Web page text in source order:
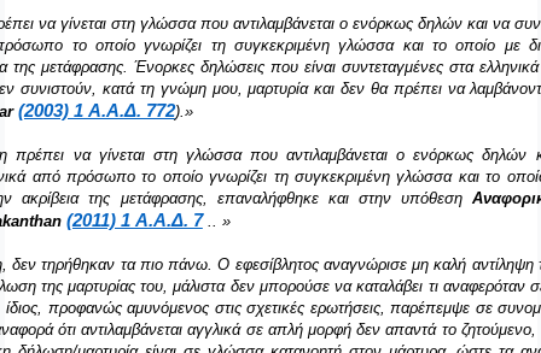
να γίνεται στη γλώσσα που αντιλαμβάνεται ο ενόρκως δηλών και να
το οποίο γνωρίζει τη συγκεκριμένη γλώσσα και το οποίο με
της μετάφρασης. Ένορκες δηλώσεις που είναι συντεταγμένες στα
συνιστούν, κατά τη γνώμη μου, μαρτυρία και δεν θα πρέπει να
(2003) 1 Α.Α.Δ. 772).»
πρέπει να γίνεται στη γλώσσα που αντιλαμβάνεται ο ενόρκως δηλών
από πρόσωπο το οποίο γνωρίζει τη συγκεκριμένη γλώσσα και το
ακρίβεια της μετάφρασης, επαναλήφθηκε και στην υπόθεση
(2011) 1 Α.Α.Δ. 7 .. »
δεν τηρήθηκαν τα πιο πάνω. Ο εφεσίβλητος αναγνώρισε μη καλή αντίληψη
της μαρτυρίας του, μάλιστα δεν μπορούσε να καταλάβει τι αναφερόταν
προφανώς αμυνόμενος στις σχετικές ερωτήσεις, παρέπεμψε σε
ότι αντιλαμβάνεται αγγλικά σε απλή μορφή δεν απαντά το ζητούμενο,